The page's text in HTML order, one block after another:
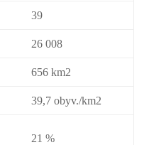
39
26 008
656 km2
39,7 obyv./km2
21 %